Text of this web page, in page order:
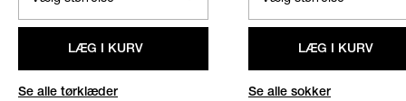
LÆG I KURV
Se alle tørklæder
LÆG I KURV
Se alle sokker